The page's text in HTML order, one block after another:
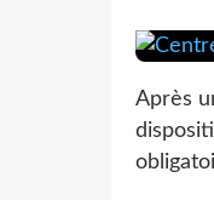
Après